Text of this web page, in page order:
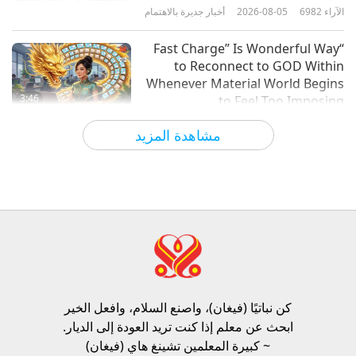
مشاهدة المزيد
أخبار جديرة بالاهتمام 2026-08-05 6982 الآراء
3:46
“Fast Charge” Is Wonderful Way
to Reconnect to GOD Within
Whenever Material World Begins
to Feel Too Imposing
أخبار جديرة بالاهتمام 2026-08-05
38:07
أخبار جديرة بالاهتمام
الأخلاق الإسلامية بشأن الماء: مختارات
كلمات من الحكمة 2026-08-05
كن نباتيًا (فيغان)، واصنع السلام، وافعل الخير​
ابحث عن معلم إذا كنت تريد العودة إلى الديار.
~ كبيرة المعلمين تشينغ هاي (فيغان)